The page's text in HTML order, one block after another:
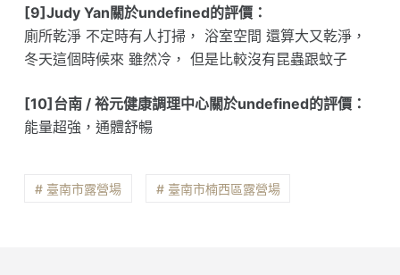
[9]Judy Yan關於undefined的評價：
廁所乾淨 不定時有人打掃， 浴室空間 還算大又乾淨，
冬天這個時候來 雖然冷， 但是比較沒有昆蟲跟蚊子
[10]台南 / 裕元健康調理中心關於undefined的評價：
能量超強，通體舒暢
# 臺南市露營場 # 臺南市楠西區露營場